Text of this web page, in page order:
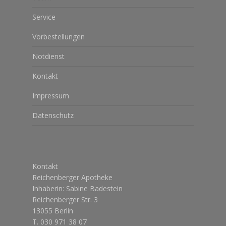
Service
Vorbestellungen
Notdienst
Kontakt
Impressum
Datenschutz
Kontakt
Reichenberger Apotheke
Inhaberin: Sabine Badestein
Reichenberger Str. 3
13055 Berlin
T. 030 971 38 07